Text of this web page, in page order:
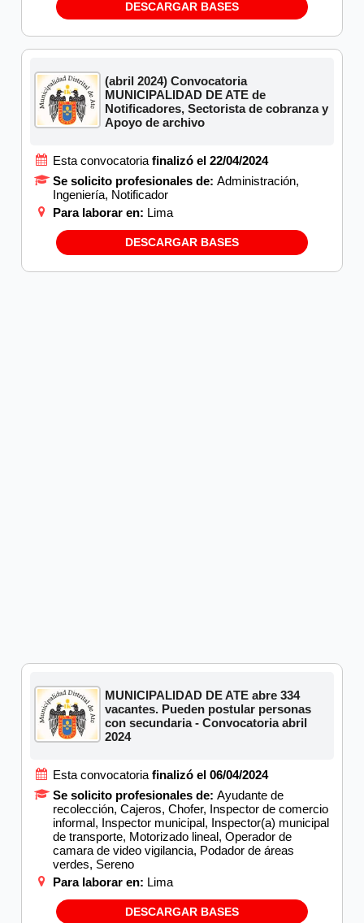
DESCARGAR BASES
(abril 2024) Convocatoria
MUNICIPALIDAD DE ATE de
Notificadores, Sectorista de cobranza y
Apoyo de archivo
Esta convocatoria finalizó el 22/04/2024
Se solicito profesionales de: Administración,
Ingeniería, Notificador
Para laborar en: Lima
DESCARGAR BASES
MUNICIPALIDAD DE ATE abre 334
vacantes. Pueden postular personas
con secundaria - Convocatoria abril
2024
Esta convocatoria finalizó el 06/04/2024
Se solicito profesionales de: Ayudante de
recolección, Cajeros, Chofer, Inspector de comercio
informal, Inspector municipal, Inspector(a) municipal
de transporte, Motorizado lineal, Operador de
camara de video vigilancia, Podador de áreas
verdes, Sereno
Para laborar en: Lima
DESCARGAR BASES